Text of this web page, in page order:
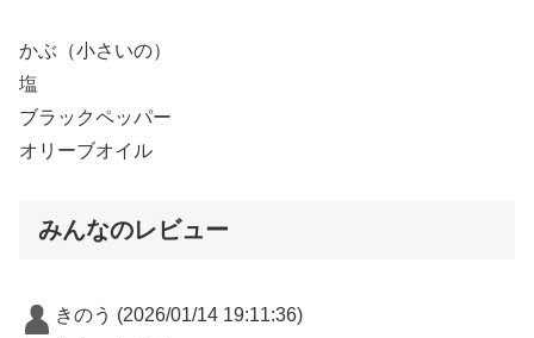
かぶ（小さいの）
塩
ブラックペッパー
オリーブオイル
みんなのレビュー
きのう (2026/01/14 19:11:36)